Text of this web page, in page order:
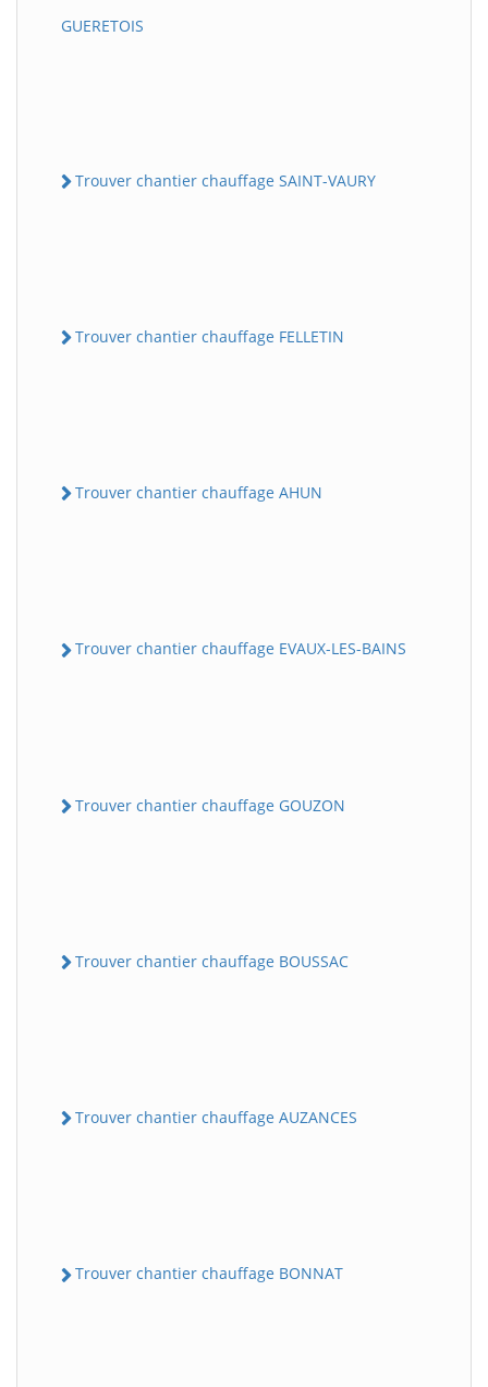
GUERETOIS
Trouver chantier chauffage SAINT-VAURY
Trouver chantier chauffage FELLETIN
Trouver chantier chauffage AHUN
Trouver chantier chauffage EVAUX-LES-BAINS
Trouver chantier chauffage GOUZON
Trouver chantier chauffage BOUSSAC
Trouver chantier chauffage AUZANCES
Trouver chantier chauffage BONNAT